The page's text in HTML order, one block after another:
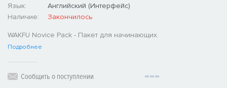
Язык:
Английский (Интерфейс)
Наличие:
Закончилось
WAKFU Novice Pack - Пакет для начинающих.
Подробнее
Сообщить о поступлении